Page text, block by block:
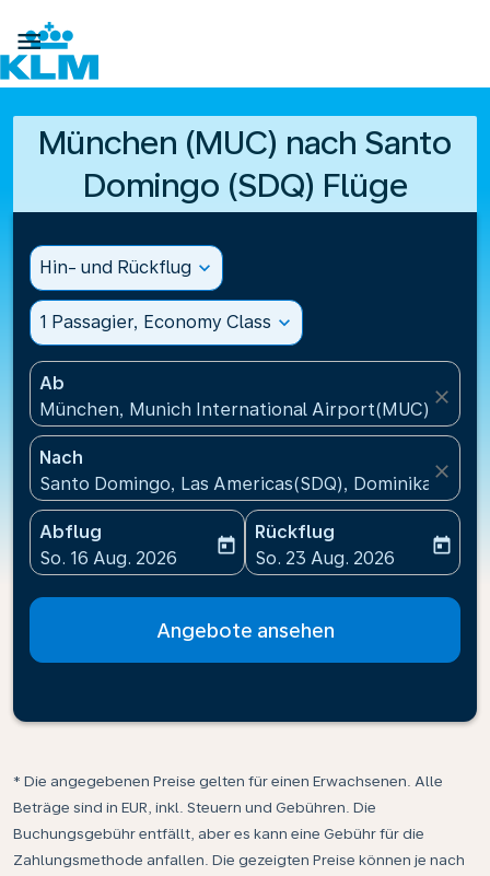

München (MUC) nach Santo
Domingo (SDQ) Flüge
Hin- und Rückflug expand_more
1 Passagier, Economy Class expand_more
Ab
München, Munich International Airport(MUC),
close
Nach
Santo Domingo, Las Americas(SDQ),
close
Abflug
fc-booking-departure-date-aria-label
So. 16 Aug. 2026
today
Rückflug
fc-booking-return-date-
So. 23 Aug. 2026
today
Angebote ansehen
* Die angegebenen Preise gelten für einen Erwachsenen. Alle
Beträge sind in EUR, inkl. Steuern und Gebühren. Die
Buchungsgebühr entfällt, aber es kann eine Gebühr für die
Zahlungsmethode anfallen. Die gezeigten Preise können je nach